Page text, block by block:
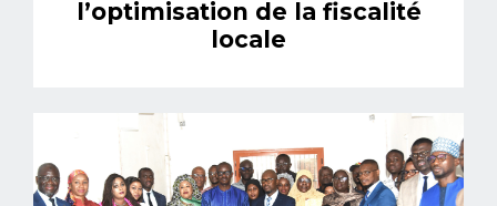
l’optimisation de la fiscalité
locale